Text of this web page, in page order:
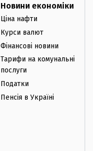
Новини економіки
Ціна нафти
Курси валют
Фінансові новини
Тарифи на комунальні
послуги
Податки
Пенсія в Україні